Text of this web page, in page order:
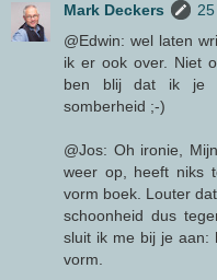
Mark Deckers
@Edwin: wel laten
ik er ook over. Niet
ben blij dat ik je
somberheid ;-)
@Jos: Oh ironie,
weer op, heeft niks
vorm boek. Louter
schoonheid dus
sluit ik me bij je aan:
vorm.